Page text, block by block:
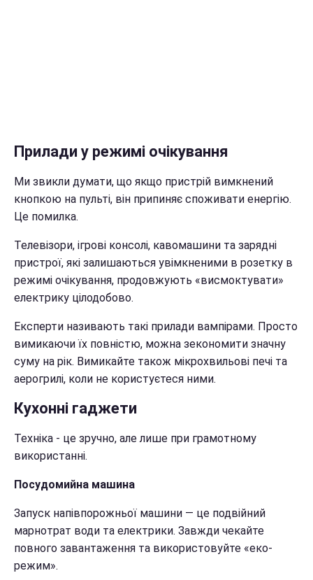
Прилади у режимі очікування
Ми звикли думати, що якщо пристрій вимкнений
кнопкою на пульті, він припиняє споживати енергію.
Це помилка.
Телевізори, ігрові консолі, кавомашини та зарядні
пристрої, які залишаються увімкненими в розетку в
режимі очікування, продовжують «висмоктувати»
електрику цілодобово.
Експерти називають такі прилади вампірами. Просто
вимикаючи їх повністю, можна зекономити значну
суму на рік. Вимикайте також мікрохвильові печі та
аерогрилі, коли не користуєтеся ними.
Кухонні гаджети
Техніка - це зручно, але лише при грамотному
використанні.
Посудомийна машина
Запуск напівпорожньої машини — це подвійний
марнотрат води та електрики. Завжди чекайте
повного завантаження та використовуйте «еко-
режим».